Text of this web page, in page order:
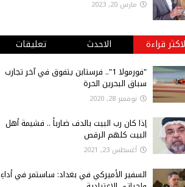
مارس 20, 2023
قراءة الاحدث تعليقات
"فورمولا 1".. فرستابن يتفوق في آخر تجارب
سباق البحرين الحرة
نوفمبر 28, 2020
إذا كان رب البيت بالدف ضارباً .. فشيمة أهل
البيت كلهم الرقص
أغسطس 23, 2021
السفير الأميركي في بغداد: ساستمر في أداءِ